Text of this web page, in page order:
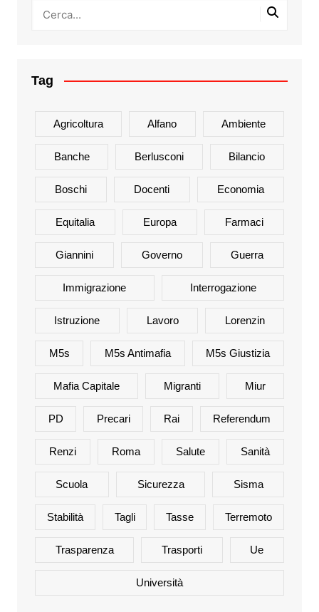
Tag
Agricoltura Alfano Ambiente
Banche Berlusconi Bilancio
Boschi Docenti Economia
Equitalia Europa Farmaci
Giannini Governo Guerra
Immigrazione Interrogazione
Istruzione Lavoro Lorenzin
M5s M5s Antimafia M5s Giustizia
Mafia Capitale Migranti Miur
PD Precari Rai Referendum
Renzi Roma Salute Sanità
Scuola Sicurezza Sisma
Stabilità Tagli Tasse Terremoto
Trasparenza Trasporti Ue
Università